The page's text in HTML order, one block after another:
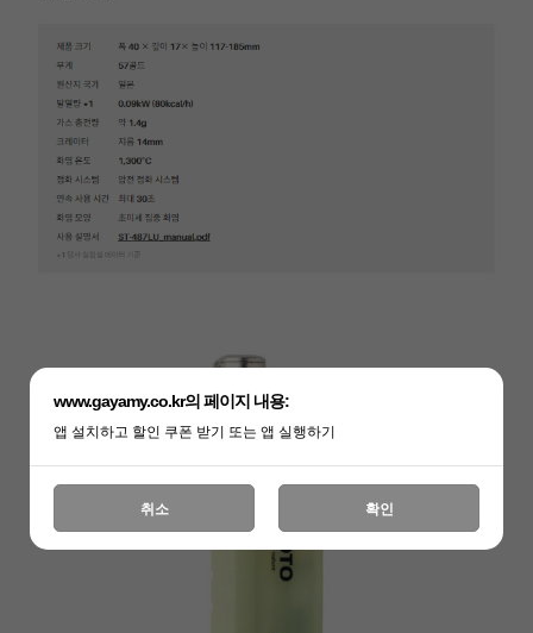
www.gayamy.co.kr의 페이지 내용:
앱 설치하고 할인 쿠폰 받기 또는 앱 실행하기
취소 확인